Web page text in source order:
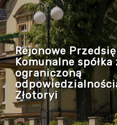
Rejonowe
Komunalne spółka
ograniczoną
Złotoryi